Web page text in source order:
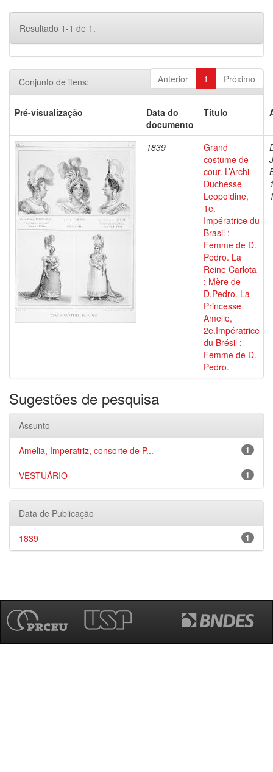
Resultado 1-1 de 1.
Anterior 1 Próximo
Conjunto de itens:
Pré-visualização
Data do
documento
Título
1839
Grand
costume de
cour. L’Archi-
Duchesse
Leopoldine,
1e.
Impératrice du
Brasil :
Femme de D.
Pedro. La
Reine Carlota
: Mère de
D.Pedro. La
Princesse
Amelie,
2e.Impératrice
du Brésil :
Femme de D.
Pedro.
Sugestões de pesquisa
Assunto
1
Amelia, Imperatriz, consorte de P...
1
VESTUÁRIO
Data de Publicação
1
1839